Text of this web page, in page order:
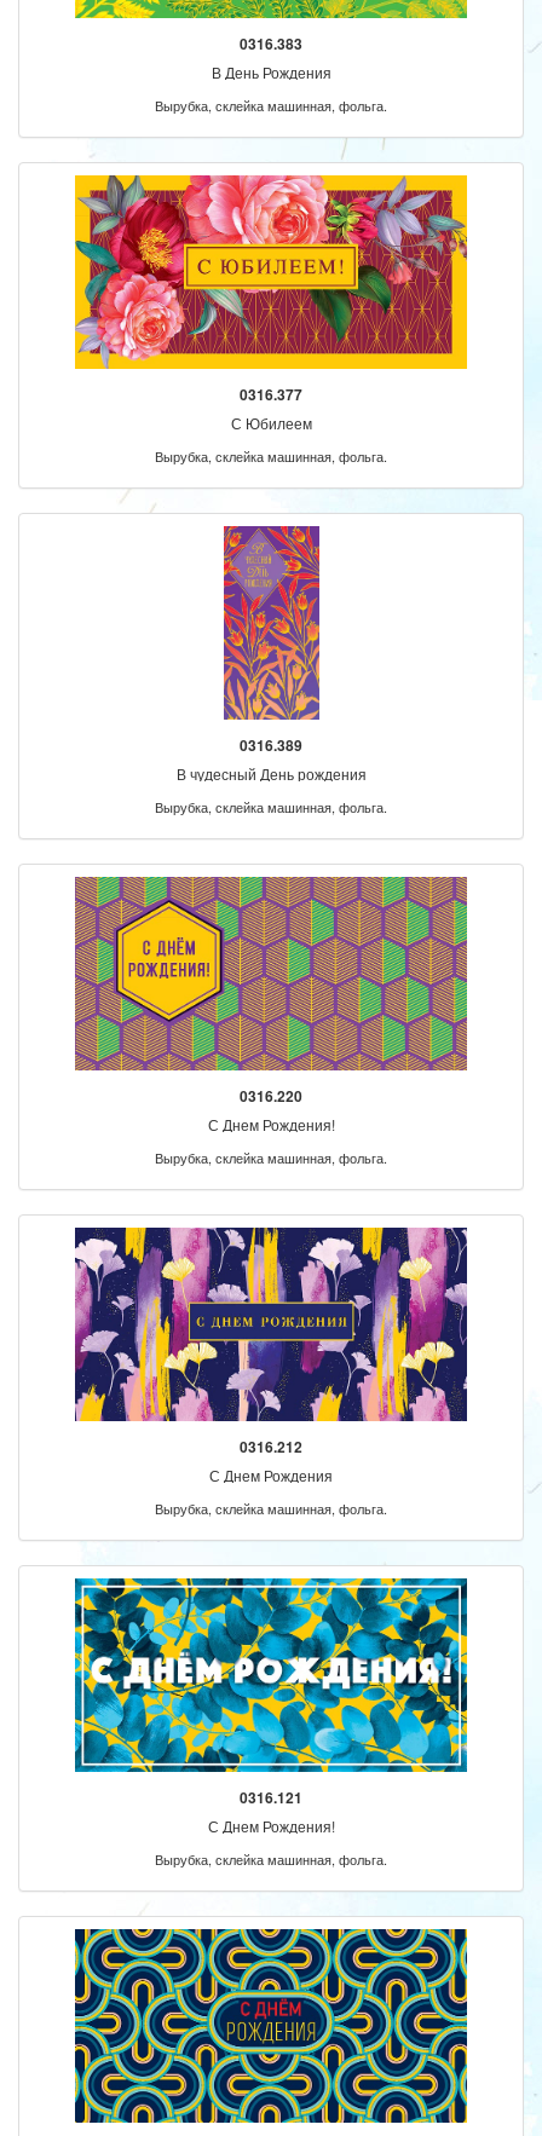
0316.383
В День Рождения
Вырубка, склейка машинная, фольга.
0316.377
С Юбилеем
Вырубка, склейка машинная, фольга.
0316.389
В чудесный День рождения
Вырубка, склейка машинная, фольга.
0316.220
С Днем Рождения!
Вырубка, склейка машинная, фольга.
0316.212
С Днем Рождения
Вырубка, склейка машинная, фольга.
0316.121
С Днем Рождения!
Вырубка, склейка машинная, фольга.